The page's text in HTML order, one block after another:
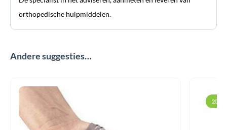
orthopedische hulpmiddelen.
Andere suggesties…
20%